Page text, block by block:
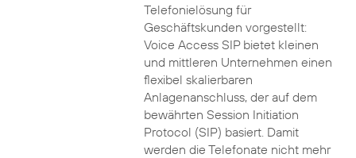
Telefonielösung für
Geschäftskunden vorgestellt:
Voice Access SIP bietet kleinen
und mittleren Unternehmen einen
flexibel skalierbaren
Anlagenanschluss, der auf dem
bewährten Session Initiation
Protocol (SIP) basiert. Damit
werden die Telefonate nicht mehr